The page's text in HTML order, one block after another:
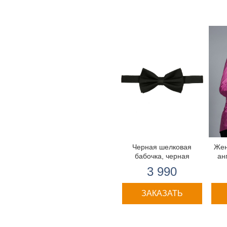
Черная шелковая
бабочка, черная
3 990
ЗАКАЗАТЬ